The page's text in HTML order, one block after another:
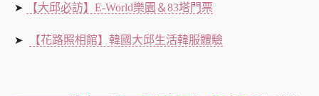
➤ 【大邱必訪】E-World樂園＆83塔門票
➤ 【花路照相館】韓國大邱生活韓服體驗